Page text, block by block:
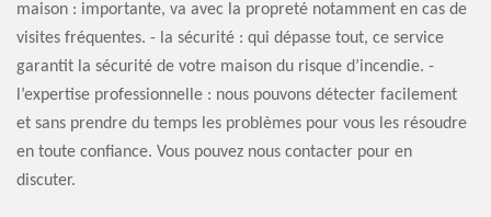
maison : importante, va avec la propreté notamment en cas de
visites fréquentes. - la sécurité : qui dépasse tout, ce service
garantit la sécurité de votre maison du risque d’incendie. -
l’expertise professionnelle : nous pouvons détecter facilement
et sans prendre du temps les problèmes pour vous les résoudre
en toute confiance. Vous pouvez nous contacter pour en
discuter.